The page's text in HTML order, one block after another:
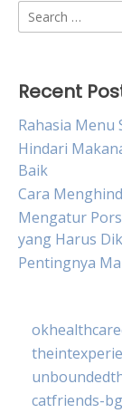
Search
for:
Recent
Rahasia
Hindari
Baik
Cara
Mengatur
yang Harus
Pentingnya
catfriends-